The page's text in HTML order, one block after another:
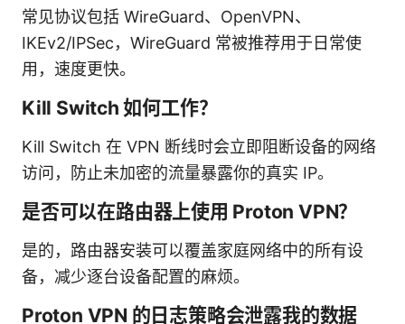
常见协议包括 WireGuard、OpenVPN、
IKEv2/IPSec，WireGuard 常被推荐用于日常使
用，速度更快。
Kill Switch 如何工作？
Kill Switch 在 VPN 断线时会立即阻断设备的网络
访问，防止未加密的流量暴露你的真实 IP。
是否可以在路由器上使用 Proton VPN？
是的，路由器安装可以覆盖家庭网络中的所有设
备，减少逐台设备配置的麻烦。
Proton VPN 的日志策略会泄露我的数据